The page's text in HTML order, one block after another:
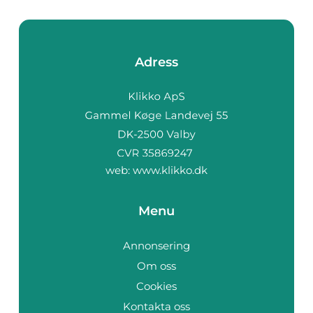
Adress
web: www.klikko.dk
Menu
Annonsering
Om oss
Cookies
Kontakta oss